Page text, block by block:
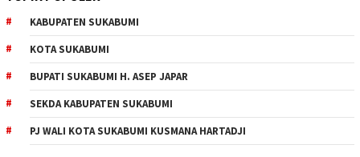
KABUPATEN SUKABUMI
KOTA SUKABUMI
BUPATI SUKABUMI H. ASEP JAPAR
SEKDA KABUPATEN SUKABUMI
PJ WALI KOTA SUKABUMI KUSMANA HARTADJI